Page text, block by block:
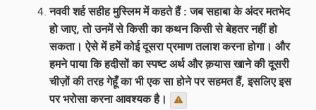
नववी शर्ह सहीह मुस्लिम में कहते हैं : जब सहाबा के अंदर मतभेद
हो जाए, तो उनमें से किसी का कथन किसी से बेहतर नहीं हो
सकता। ऐसे में हमें कोई दूसरा प्रमाण तलाश करना होगा। और
हमने पाया कि हदीसों का स्पष्ट अर्थ और क़यास खाने की दूसरी
चीज़ों की तरह गेहूँ का भी एक सा होने पर सहमत हैं, इसलिए इस
पर भरोसा करना आवश्यक है।